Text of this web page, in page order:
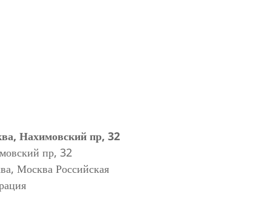
Нахимовский пр, 32
пр, 32
, Москва Российская